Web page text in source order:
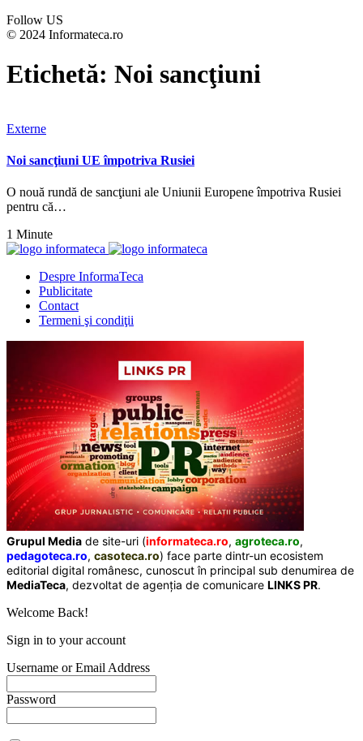
Follow US
© 2024 Informateca.ro
Etichetă: Noi sancţiuni
Externe
Noi sancţiuni UE împotriva Rusiei
O nouă rundă de sancţiuni ale Uniunii Europene împotriva Rusiei
pentru că…
1 Minute
Despre InformaTeca
Publicitate
Contact
Termeni şi condiţii
Grupul Media de site-uri (informateca.ro, agroteca.ro,
pedagoteca.ro, casoteca.ro) face parte dintr-un ecosistem
editorial digital românesc, cunoscut în principal sub denumirea de
MediaTeca, dezvoltat de agenția de comunicare LINKS PR.
Welcome Back!
Sign in to your account
Username or Email Address
Password